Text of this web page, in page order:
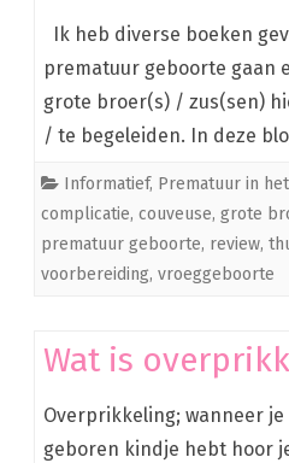
Ik heb diverse boeken
prematuur geboorte gaan
grote broer(s) / zus(sen)
/ te begeleiden. In deze
Informatief, Prematuur in
complicatie, couveuse, grote
prematuur geboorte, review,
voorbereiding, vroeggeboorte
Wat is
Overprikkeling; wanneer
geboren kindje hebt hoor